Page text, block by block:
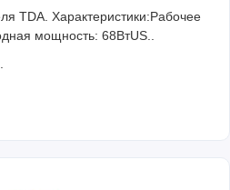
TDA. Характеристики:Рабочее
мощность: 68ВтUS..